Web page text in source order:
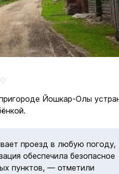
Йошкар-Олы
проезд в любую погоду,
обеспечила безопасное
пунктов, — отметили